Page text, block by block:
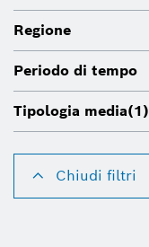
Regione
Periodo di tempo
Tipologia media(1)
Chiudi filtri